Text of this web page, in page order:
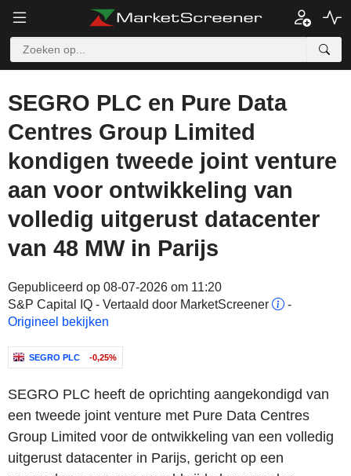
SEGRO PLC en Pure Data
Centres Group Limited
kondigen tweede joint venture
aan voor ontwikkeling van
volledig uitgerust datacenter
van 48 MW in Parijs
Gepubliceerd op 08-07-2026 om 11:20
S&P Capital IQ - Vertaald door MarketScreener
-
Origineel bekijken
SEGRO PLC -0,25%
SEGRO PLC heeft de oprichting aangekondigd van
een tweede joint venture met Pure Data Centres
Group Limited voor de ontwikkeling van een volledig
uitgerust datacenter in Parijs, gericht op een